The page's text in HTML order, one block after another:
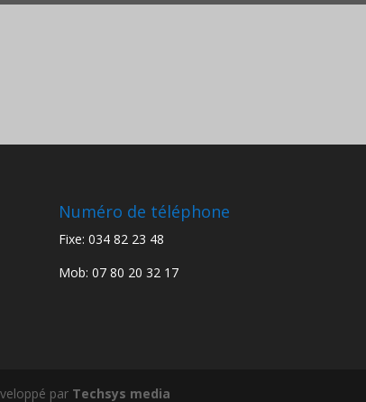
Numéro de téléphone
Fixe: 034 82 23 48
Mob: 07 80 20 32 17
par Techsys media